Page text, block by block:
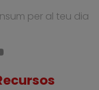
per al teu dia